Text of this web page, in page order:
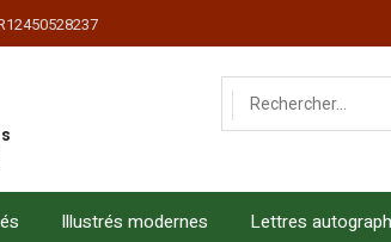
Illustrés modernes Lettres